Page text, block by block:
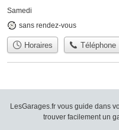
Samedi
sans rendez-vous
Horaires Téléphone
LesGarages.fr vous guide dans
trouver facilement un